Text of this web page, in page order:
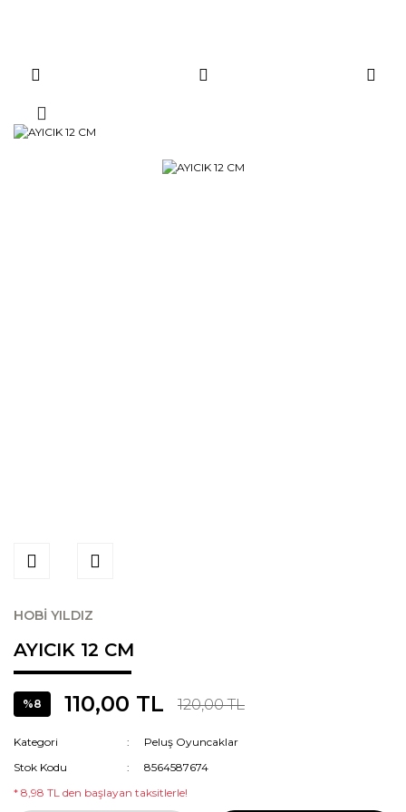
HOBİ YILDIZ
AYICIK 12 CM
%8 110,00 TL 120,00 TL
Kategori
Peluş Oyuncaklar
Stok Kodu
8564587674
* 8,98 TL den başlayan taksitlerle!